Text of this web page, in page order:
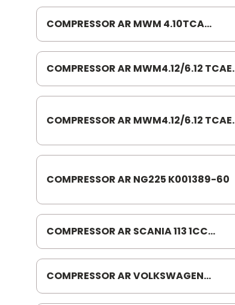
2318 OM366 REFR I88770R
COMPRESSOR AR MWM 4.10TCA
VW8150 81600090 7.100/7.110/8.120/
8.150/13.150/8.120OD
COMPRESSOR AR MWM4.12/6.12 TCAE
81600150 8150EOD/13170/13180
E/15180E/15190E/31260
COMPRESSOR AR MWM4.12/6.12 TCAE
COMPRESSOR AR NG225 K001389-60
COMPRESSOR AR SCANIA 113 1CC
8160021-0
COMPRESSOR AR VOLKSWAGEN
CONSTELLATION 9111555210